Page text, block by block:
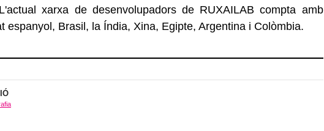
xarxa de desenvolupadors de RUXAILAB compta amb
espanyol, Brasil, la Índia, Xina, Egipte, Argentina i Colòmbia.